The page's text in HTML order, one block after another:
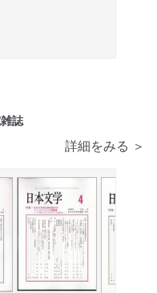
誌
詳細をみる ＞